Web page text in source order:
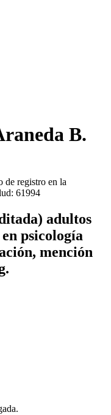
B.
de registro en la
61994
adultos
psicología
mención